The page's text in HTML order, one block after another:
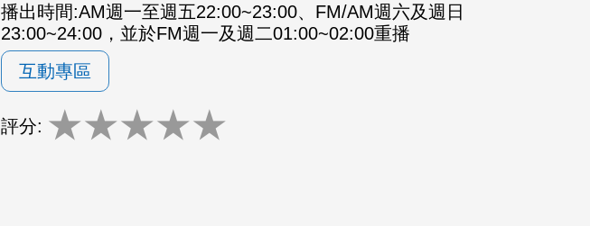
播出時間:AM週一至週五22:00~23:00、FM/AM週六及週日
23:00~24:00，並於FM週一及週二01:00~02:00重播
互動專區
評分: ★★★★★